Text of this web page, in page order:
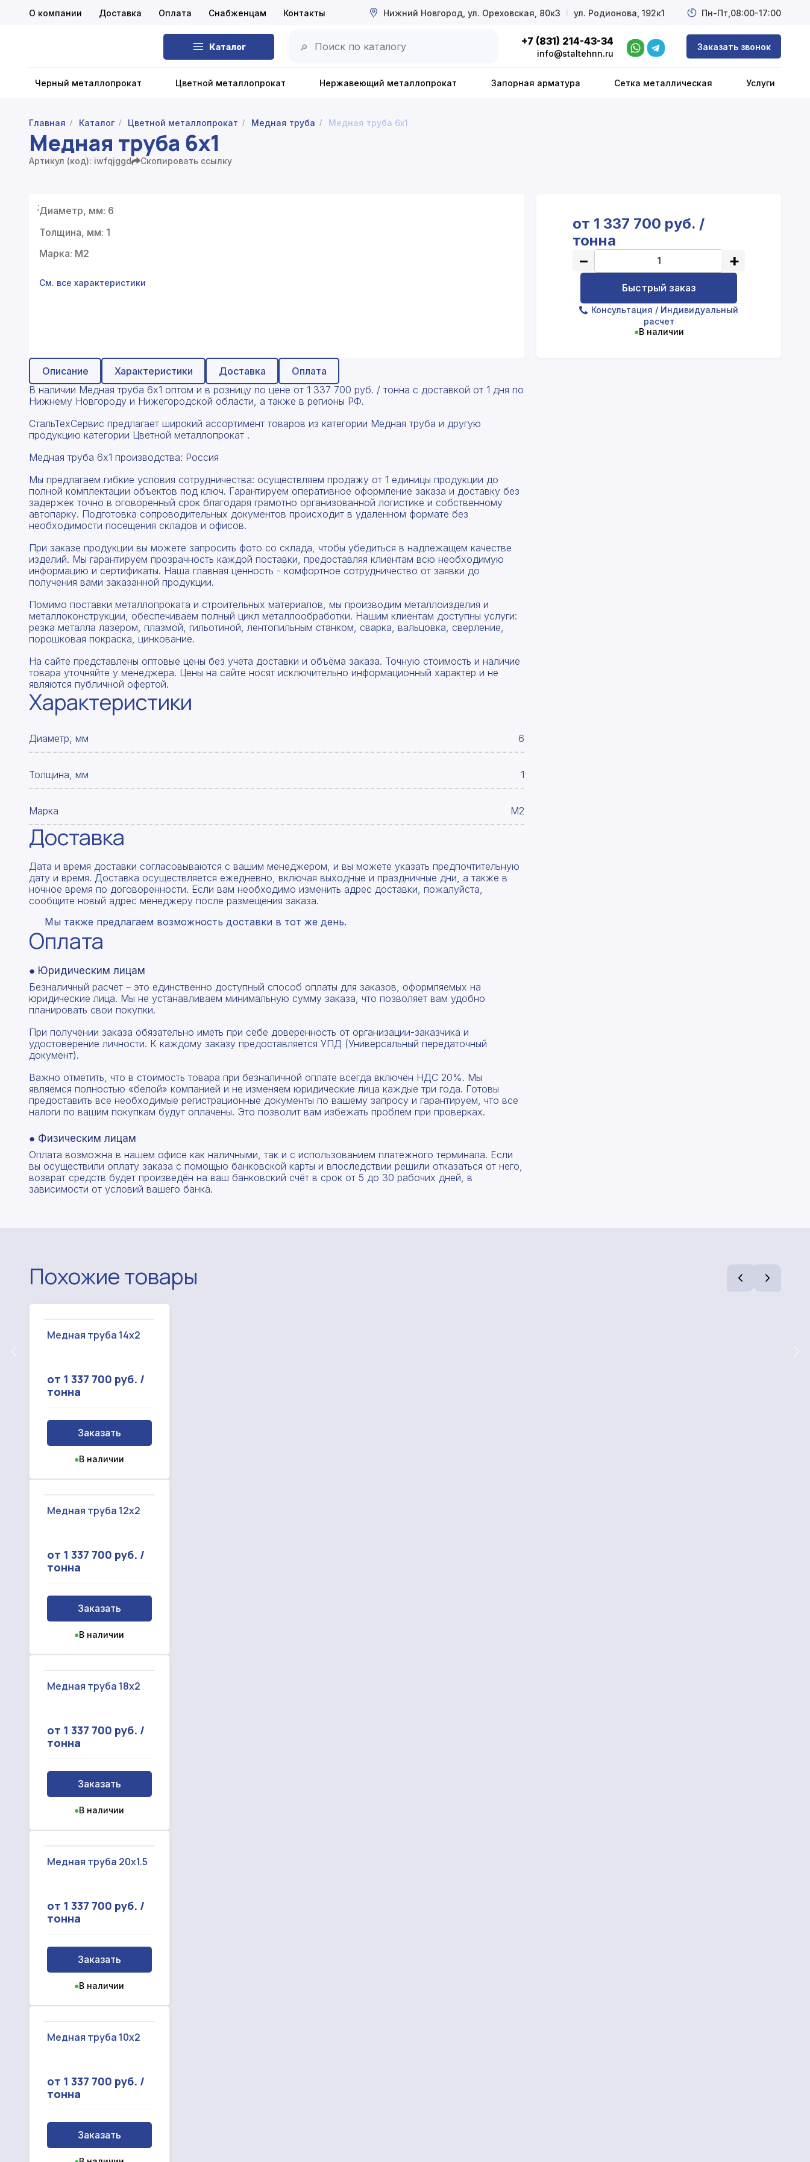
Каталог 🔎
+7 (831) 214-43-34
info@staltehnn.ru
Заказать звонок
Черный металлопрокат Цветной металлопрокат Нержавеющий металлопрокат Запорная арматура Сетка металлическая Услуги
О компании Доставка Оплата Снабженцам Контакты Нижний Новгород, ул. Ореховская, 80к3 l ул. Родионова, 192к1 Пн-Пт, 08:00-17:00
Черный металлопрокат
Цветной металлопрокат
Сайдинг
Услуги
Главная / Каталог / Цветной металлопрокат / Медная труба / Медная труба 6x1
Медная труба 6x1
Артикул (код): iwfqjggd Скопировать ссылку
;Диаметр, мм: 6
Толщина, мм: 1
Марка: М2
См. все характеристики
от 1 337 700 руб. /
тонна
− +
Быстрый заказ
Консультация / Индивидуальный
расчет
●В наличии
Описание Характеристики Доставка
Оплата
В наличии Медная труба 6x1 оптом и в розницу по цене от 1 337 700 руб. / тонна с доставкой от 1 дня по
Нижнему Новгороду и Нижегородской области, а также в регионы РФ.
СтальТехСервис предлагает широкий ассортимент товаров из категории Медная труба и другую
продукцию категории Цветной металлопрокат .
Медная труба 6x1 производства: Россия
Мы предлагаем гибкие условия сотрудничества: осуществляем продажу от 1 единицы продукции до
полной комплектации объектов под ключ. Гарантируем оперативное оформление заказа и доставку без
задержек точно в оговоренный срок благодаря грамотно организованной логистике и собственному
автопарку. Подготовка сопроводительных документов происходит в удаленном формате без
необходимости посещения складов и офисов.
При заказе продукции вы можете запросить фото со склада, чтобы убедиться в надлежащем качестве
изделий. Мы гарантируем прозрачность каждой поставки, предоставляя клиентам всю необходимую
информацию и сертификаты. Наша главная ценность - комфортное сотрудничество от заявки до
получения вами заказанной продукции.
Помимо поставки металлопроката и строительных материалов, мы производим металлоизделия и
металлоконструкции, обеспечиваем полный цикл металлообработки. Нашим клиентам доступны услуги:
резка металла лазером, плазмой, гильотиной, лентопильным станком, сварка, вальцовка, сверление,
порошковая покраска, цинкование.
На сайте представлены оптовые цены без учета доставки и объёма заказа. Точную стоимость и наличие
товара уточняйте у менеджера. Цены на сайте носят исключительно информационный характер и не
являются публичной офертой.
Характеристики
Диаметр, мм 6
Толщина, мм 1
Марка М2
Доставка
Дата и время доставки согласовываются с вашим менеджером, и вы можете указать предпочтительную
дату и время. Доставка осуществляется ежедневно, включая выходные и праздничные дни, а также в
ночное время по договоренности. Если вам необходимо изменить адрес доставки, пожалуйста,
сообщите новый адрес менеджеру после размещения заказа.
Мы также предлагаем возможность доставки в тот же день.
Оплата
● Юридическим лицам
Безналичный расчет – это единственно доступный способ оплаты для заказов, оформляемых на
юридические лица. Мы не устанавливаем минимальную сумму заказа, что позволяет вам удобно
планировать свои покупки.
При получении заказа обязательно иметь при себе доверенность от организации-заказчика и
удостоверение личности. К каждому заказу предоставляется УПД (Универсальный передаточный
документ).
Важно отметить, что в стоимость товара при безналичной оплате всегда включён НДС 20%. Мы
являемся полностью «белой» компанией и не изменяем юридические лица каждые три года. Готовы
предоставить все необходимые регистрационные документы по вашему запросу и гарантируем, что все
налоги по вашим покупкам будут оплачены. Это позволит вам избежать проблем при проверках.
● Физическим лицам
Оплата возможна в нашем офисе как наличными, так и с использованием платежного терминала. Если
вы осуществили оплату заказа с помощью банковской карты и впоследствии решили отказаться от него,
возврат средств будет произведён на ваш банковский счёт в срок от 5 до 30 рабочих дней, в
зависимости от условий вашего банка.
Похожие товары
Медная труба 14x2
от 1 337 700 руб. /
тонна
Заказать
●В наличии
Медная труба 12x2
от 1 337 700 руб. /
тонна
Заказать
●В наличии
Медная труба 18x2
от 1 337 700 руб. /
тонна
Заказать
●В наличии
Медная труба 20x1.5
от 1 337 700 руб. /
тонна
Заказать
●В наличии
Медная труба 10x2
от 1 337 700 руб. /
тонна
Заказать